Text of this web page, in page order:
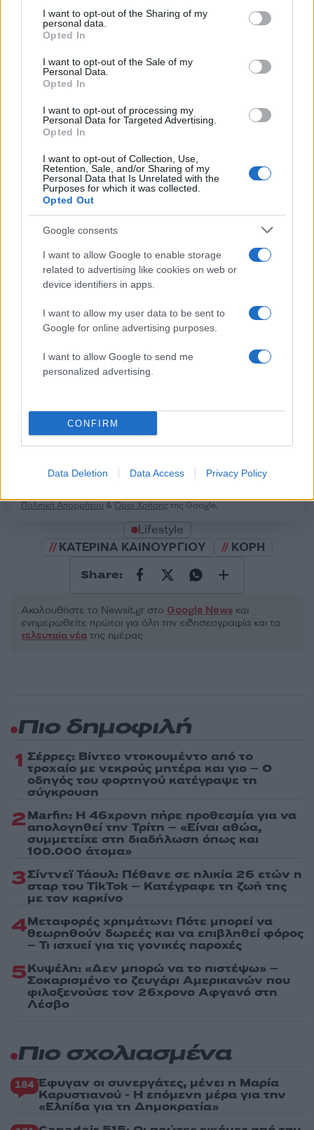
not limited to your visit or usage behaviour. You may click to
grant or deny consent to Google and its third-party tags to
use your data for below specified purposes in below Google
consent section.
I want to opt-out of the Sharing of my
personal data.
Opted In
I want to opt-out of the Sale of my
Personal Data.
Opted In
I want to opt-out of processing my
Personal Data for Targeted Advertising.
Opted In
I want to opt-out of Collection, Use,
Retention, Sale, and/or Sharing of my
Personal Data that Is Unrelated with the
Purposes for which it was collected.
Opted Out
Google consents
I want to allow Google to enable storage
related to advertising like cookies on web or
device identifiers in apps.
I want to allow my user data to be sent to
Google for online advertising purposes.
I want to allow Google to send me
personalized advertising.
CONFIRM
Data Deletion Data Access Privacy Policy
Σχόλια
Σχολίασε εδώ
50 /50
Πολιτική Απορρήτου &Όροι Χρήσης της Google.
Lifestyle
ΚΑΤΕΡΙΝΑ ΚΑΙΝΟΥΡΓΙΟΥ
ΚΟΡΗ
Share:
Ακολουθήστε το Νewsit.gr στο Google News και
ενημερωθείτε πρώτοι για όλη την ειδησεογραφία και τα
τελευταία νέα της ημέρας
Αθηνά Οικονομάκου:
Φορμεντέρα της
Μεσογείου – Το κουίζ σε
διαδικτυακούς φίλους της
λογαριασμό σε
διεύθυνση
Πιο δημοφιλή
1 Σέρρες: Βίντεο ντοκουμέντο από το
τροχαίο με νεκρούς μητέρα και γιο – Ο
οδηγός του φορτηγού κατέγραψε τη
σύγκρουση
2Marfin: Η 46χρονη πήρε προθεσμία για να
απολογηθεί την Τρίτη – «Είναι αθώα,
συμμετείχε στη διαδήλωση όπως και
100.000 άτομα»
3Σίντνεϊ Τάουλ: Πέθανε σε ηλικία 26 ετών η
σταρ του TikTok – Kατέγραφε τη ζωή της
με τον καρκίνο
4Μεταφορές χρημάτων: Πότε μπορεί να
θεωρηθούν δωρεές και να επιβληθεί φόρος
– Τι ισχυεί για τις γονικές παροχές
5Κυψέλη: «Δεν μπορώ να το πιστέψω» –
Σοκαρισμένο το ζευγάρι Αμερικανών που
φιλοξενούσε τον 26χρονο Αφγανό στη
Λέσβο
Πιο σχολιασμένα
184 Έφυγαν οι συνεργάτες, μένει η Μαρία
Καρυστιανού - Η επόμενη μέρα για την
«Ελπίδα για τη Δημοκρατία»